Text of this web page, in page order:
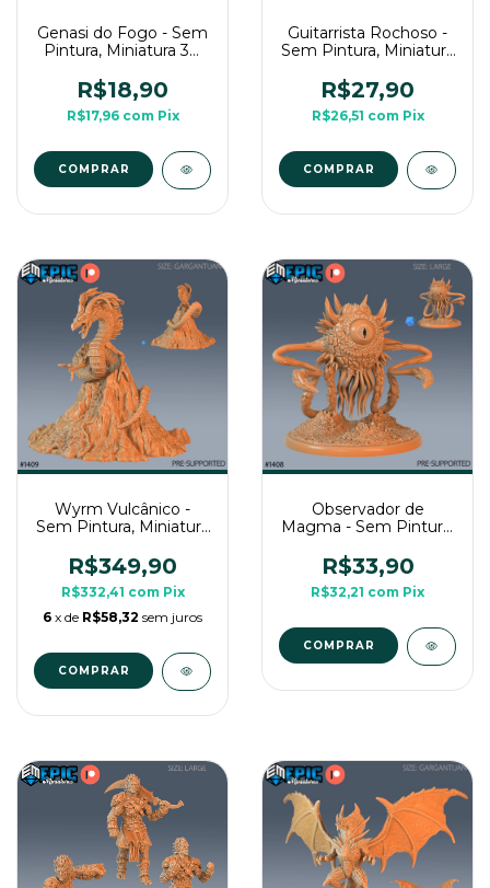
Genasi do Fogo - Sem
Pintura, Miniatura 3D
Mesa
R$18,90
R$17,96 com Pix
COMPRAR
Guitarrista Rochoso -
Sem Pintura, Miniatura
de Mesa
R$27,90
R$26,51 com Pix
COMPRAR
Wyrm Vulcânico -
Sem Pintura, Miniatura
de Mesa
R$349,90
R$332,41 com Pix
6 x de R$58,32 sem juros
Observador de
Magma - Sem Pintura,
Para Rpg de Mesa
R$33,90
R$32,21 com Pix
COMPRAR